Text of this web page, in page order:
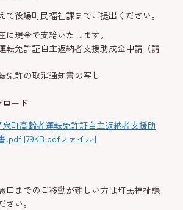
て役場町民福祉課までご提出ください。
に現金で支給いたします。
転免許証自主返納者支援助成金申請（請
免許の取消通知書の写し
ード
泉町高齢者運転免許証自主返納者支援助
.pdf [79KB pdfファイル]
口までのご移動が難しい方は町民福祉課
さい。